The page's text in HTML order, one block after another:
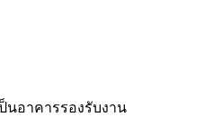
นอาคารรองรับงาน